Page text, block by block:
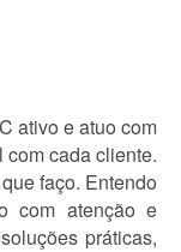
ativo e atuo com
cada cliente.
faço. Entendo
com atenção e
práticas,